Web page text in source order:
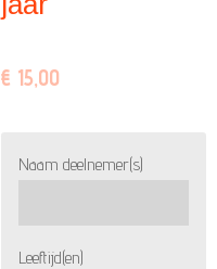
€ 15,00
Naam deelnemer(s)
Leeftijd(en)